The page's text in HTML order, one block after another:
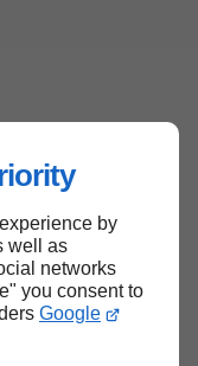
by
well as
networks
you consent to
Google